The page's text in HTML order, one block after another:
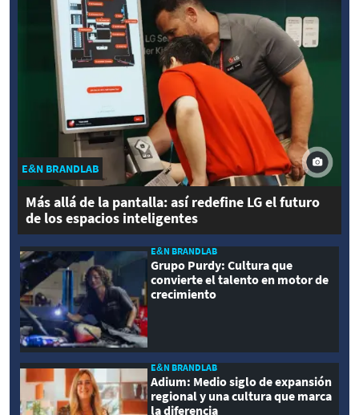
E&N BRANDLAB
Más allá de la pantalla: así redefine LG el futuro
de los espacios inteligentes
E&N BRANDLAB
Grupo Purdy: Cultura que
convierte el talento en motor de
crecimiento
E&N BRANDLAB
Adium: Medio siglo de expansión
regional y una cultura que marca
la diferencia